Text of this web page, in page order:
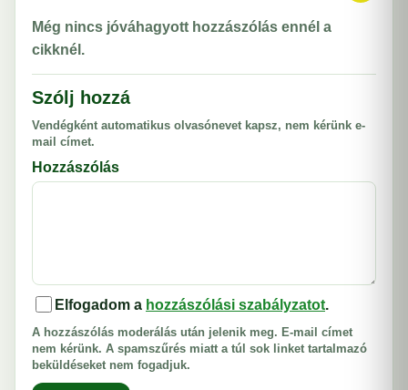
Még nincs jóváhagyott hozzászólás ennél a
cikknél.
Szólj hozzá
Vendégként automatikus olvasónevet kapsz, nem kérünk e-
mail címet.
Hozzászólás
Elfogadom a hozzászólási szabályzatot.
A hozzászólás moderálás után jelenik meg. E-mail címet
nem kérünk. A spamszűrés miatt a túl sok linket tartalmazó
beküldéseket nem fogadjuk.